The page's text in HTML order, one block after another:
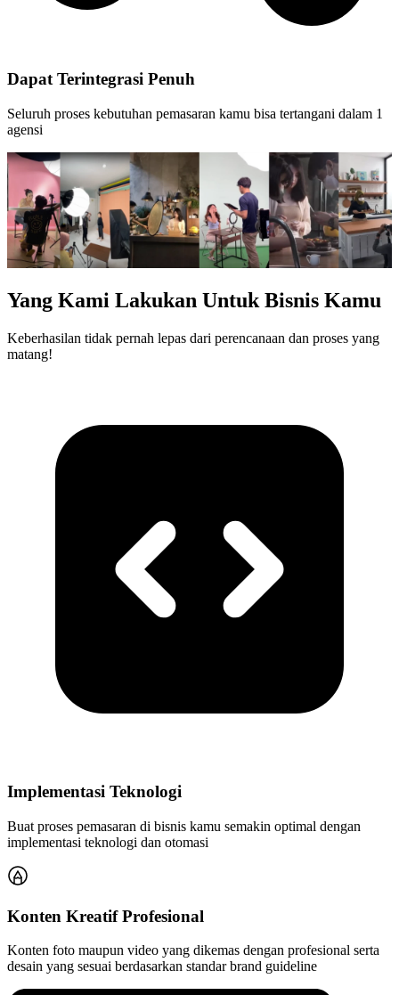
Dapat Terintegrasi Penuh
Seluruh proses kebutuhan pemasaran kamu bisa tertangani dalam 1
agensi
Yang Kami Lakukan Untuk Bisnis Kamu
Keberhasilan tidak pernah lepas dari perencanaan dan proses yang
matang!
Implementasi Teknologi
Buat proses pemasaran di bisnis kamu semakin optimal dengan
implementasi teknologi dan otomasi
Konten Kreatif Profesional
Konten foto maupun video yang dikemas dengan profesional serta
desain yang sesuai berdasarkan standar brand guideline